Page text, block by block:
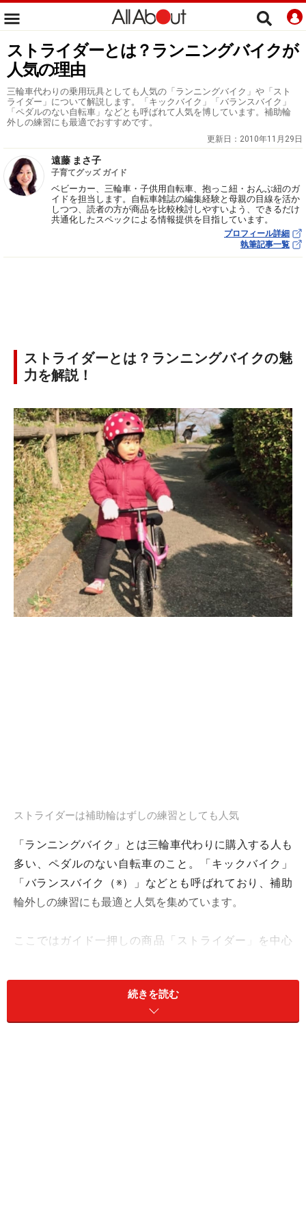
ストライダーとは？ランニングバイクが
人気の理由
三輪車代わりの乗用玩具としても人気の「ランニングバイク」や「スト
ライダー」について解説します。「キックバイク」「バランスバイク」
「ペダルのない自転車」などとも呼ばれて人気を博しています。補助輪
外しの練習にも最適でおすすめです。
更新日： 2010年11月29日
遠藤 まさ子
子育てグッズ ガイド
ベビーカー、三輪車・子供用自転車、抱っこ紐・おんぶ紐のガ
イドを担当します。自転車雑誌の編集経験と母親の目線を活か
しつつ、読者の方が商品を比較検討しやすいよう、できるだけ
共通化したスペックによる情報提供を目指しています。
プロフィール詳細
執筆記事一覧
ストライダーとは？ランニングバイクの魅
力を解説！
ストライダーは補助輪はずしの練習としても人気
「ランニングバイク」とは三輪車代わりに購入する人も
多い、ペダルのない自転車のこと。「キックバイク」
「バランスバイク（※）」などとも呼ばれており、補助
輪外しの練習にも最適と人気を集めています。
ここではガイド一押しの商品「ストライダー」を中心
ランニングバイクの特長
続きを読む